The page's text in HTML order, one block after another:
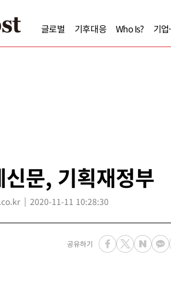
글로벌 기후대응 Who Is? 기업
문, 기획재정부
2020-11-11 10:28:30
공유하기